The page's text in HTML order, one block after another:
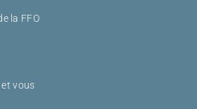
la FFO
vous